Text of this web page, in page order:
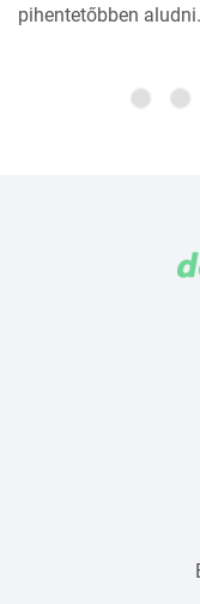
pihentetőbben aludni.